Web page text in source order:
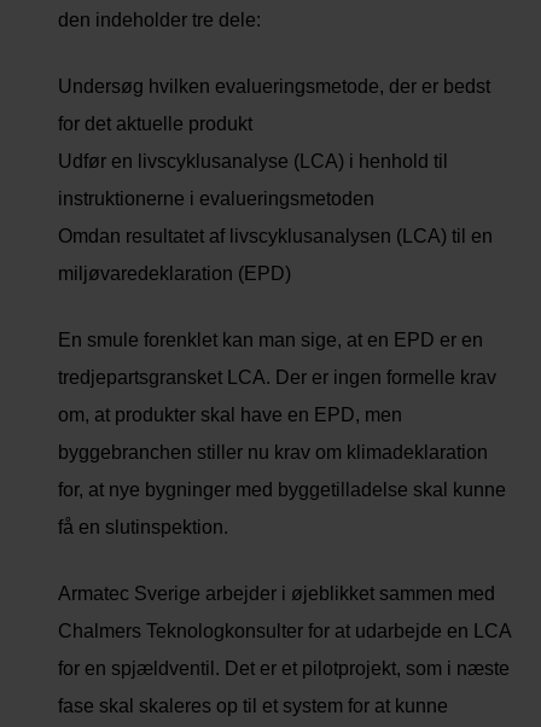
den indeholder tre dele:
Undersøg hvilken evalueringsmetode, der er bedst
for det aktuelle produkt
Udfør en livscyklusanalyse (LCA) i henhold til
instruktionerne i evalueringsmetoden
Omdan resultatet af livscyklusanalysen (LCA) til en
miljøvaredeklaration (EPD)
En smule forenklet kan man sige, at en EPD er en
tredjepartsgransket LCA. Der er ingen formelle krav
om, at produkter skal have en EPD, men
byggebranchen stiller nu krav om klimadeklaration
for, at nye bygninger med byggetilladelse skal kunne
få en slutinspektion.
Armatec Sverige arbejder i øjeblikket sammen med
Chalmers Teknologkonsulter for at udarbejde en LCA
for en spjældventil. Det er et pilotprojekt, som i næste
fase skal skaleres op til et system for at kunne